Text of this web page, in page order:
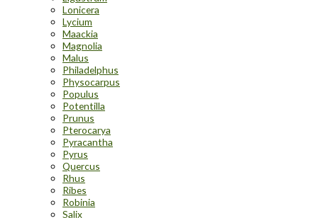
Lonicera
Lycium
Maackia
Magnolia
Malus
Philadelphus
Physocarpus
Populus
Potentilla
Prunus
Pterocarya
Pyracantha
Pyrus
Quercus
Rhus
Ribes
Robinia
Salix